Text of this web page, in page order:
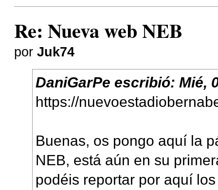
Re: Nueva web NEB
porJuk74
DaniGarPe escribió:Mié,
https://
Buenas, os pongo aquí la
NEB, está aún en su
podéis reportar por aquí